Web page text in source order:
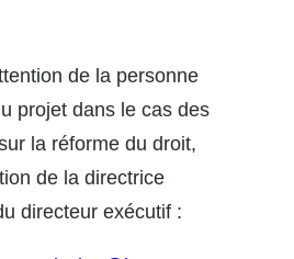
de la personne
projet dans le cas des
la réforme du droit,
de la directrice
directeur exécutif :